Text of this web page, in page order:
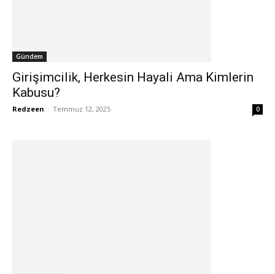
Gündem
Girişimcilik, Herkesin Hayali Ama Kimlerin
Kabusu?
Redzeen - Temmuz 12, 2025 0